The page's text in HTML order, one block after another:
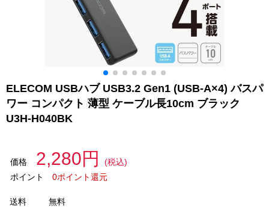
ELECOM USBハブ USB3.2 Gen1 (USB-A×4) バスパ
ワー コンパクト 薄型 ケーブル長10cm ブラック
U3H-H040BK
価格 2,280円
(税込)
ポイント
0ポイント還元
送料
無料